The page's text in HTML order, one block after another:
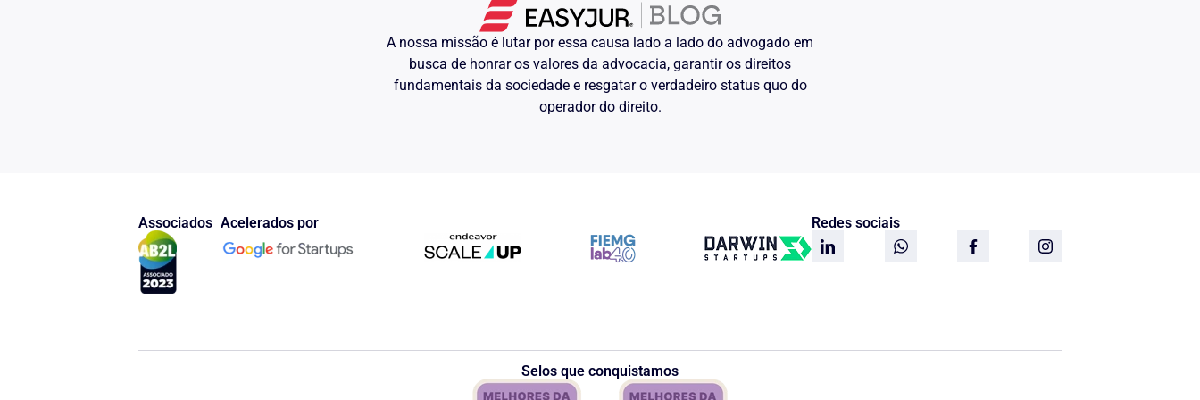
A nossa missão é lutar por essa causa lado a lado do advogado em
busca de honrar os valores da advocacia, garantir os direitos
fundamentais da sociedade e resgatar o verdadeiro status quo do
operador do direito.
Associados Acelerados por Redes sociais
Selos que conquistamos